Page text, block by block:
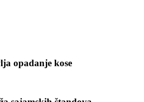
opadanje kose